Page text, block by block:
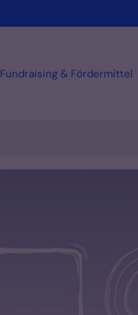
Fundraising & Fördermittel